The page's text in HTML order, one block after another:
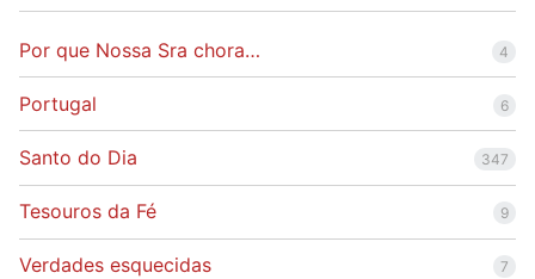
Por que Nossa Sra chora… 4
Portugal 6
Santo do Dia 347
Tesouros da Fé 9
Verdades esquecidas 7